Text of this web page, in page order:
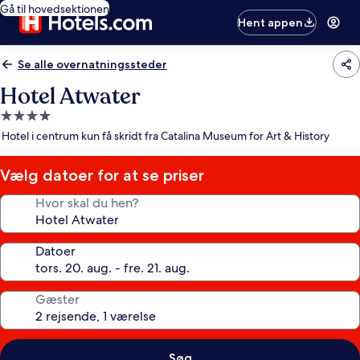
Gå til hovedsektionen
Hent appen
Se alle overnatningssteder
Hotel Atwater
4.0-
stjernet
Hotel i centrum kun få skridt fra Catalina Museum for Art & History
Vælg datoer for at se priser
Hvor skal du hen?
Datoer
Gæster